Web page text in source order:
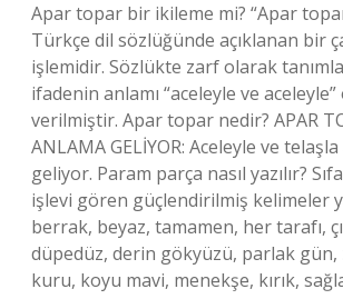
Apar topar bir ikileme mi? “Apar
Türkçe dil sözlüğünde açıklanan bir
işlemidir. Sözlükte zarf olarak
ifadenin anlamı “aceleyle ve
verilmiştir. Apar topar nedir? APAR
ANLAMA GELİYOR: Aceleyle ve
geliyor. Param parça nasıl yazılır?
işlevi gören güçlendirilmiş kelimeler
berrak, beyaz, tamamen, her tarafı,
düpedüz, derin gökyüzü, parlak gün,
kuru, koyu mavi, menekşe, kırık,